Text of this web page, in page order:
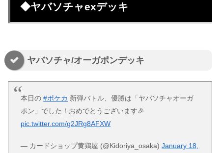
◆ヤバソチャexデッキ
ヤバソチャ/オーガポンデッキ
本日の#ポケカ 新弾バトル、優勝は「ヤバソチャオーガ
ポン」でした！おめでとうございます🎉
pic.twitter.com/g2JRg8AFXW
— カードショップ黄鶏屋 (@Kidoriya_osaka)January 18,